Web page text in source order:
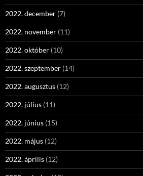
2022. december (7)
2022. november (11)
2022. október (10)
2022. szeptember (14)
2022. augusztus (12)
2022. július (11)
2022. június (15)
2022. május (12)
2022. április (12)